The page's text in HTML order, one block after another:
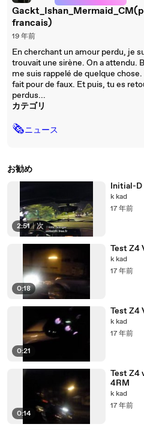
francais)
19 年前
En cherchant un amour perdu, je
trouvait une sirène. On a attendu.
me suis rappelé de quelque
fait pour de faux. Et puis, tu es
perdus...
カテゴリ
🗞ニュース
お勧め
2:51 | 次
k kad
17 年前
0:18
k kad
17 年前
0:21
Test Z4
k kad
17 年前
0:14
Test Z4
4RM
k kad
17 年前